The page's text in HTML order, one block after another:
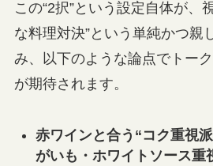
この“2択”という設定自体が、
な料理対決”という単純かつ親
み、以下のような論点でトー
が期待されます。
赤ワインと合う“コク重視
がいも・ホワイトソース重